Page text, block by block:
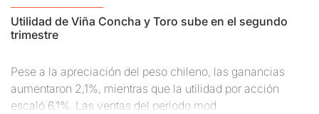
Utilidad de Viña Concha y Toro sube en el segundo
trimestre
Pese a la apreciación del peso chileno, las ganancias
aumentaron 2,1%, mientras que la utilidad por acción
escaló 6,1%. Las ventas del periodo mod